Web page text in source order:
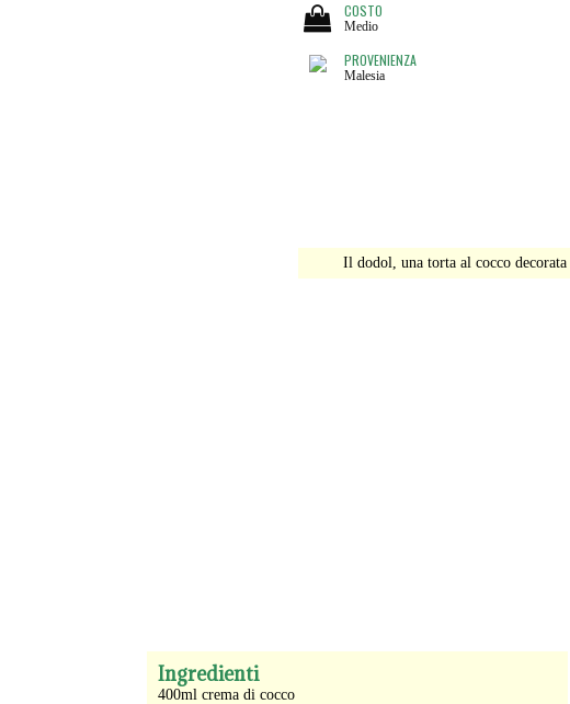
COSTO
Medio
PROVENIENZA
Malesia
Il dodol, una torta al cocco
Ingredienti
400ml crema di cocco